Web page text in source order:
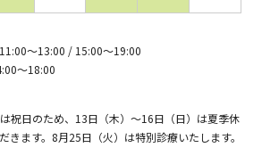
～13:00 / 15:00～19:00
～18:00
祝日のため、13日（木）～16日（日）は夏季休
きます。8月25日（火）は特別診療いたします。